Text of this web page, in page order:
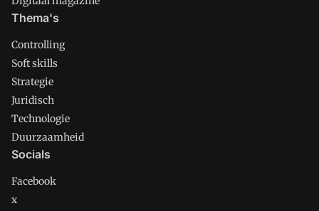
Thema's
Controlling
Soft skills
Strategie
Juridisch
Technologie
Duurzaamheid
Socials
Facebook
x